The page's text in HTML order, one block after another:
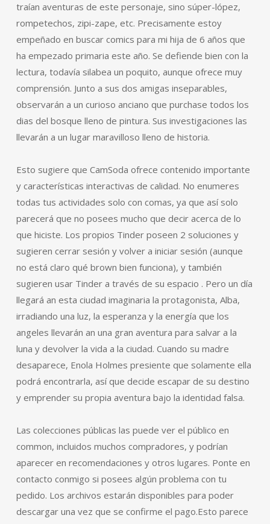
traían aventuras de este personaje, sino súper-lópez,
rompetechos, zipi-zape, etc. Precisamente estoy
empeñado en buscar comics para mi hija de 6 años que
ha empezado primaria este año. Se defiende bien con la
lectura, todavía silabea un poquito, aunque ofrece muy
comprensión. Junto a sus dos amigas inseparables,
observarán a un curioso anciano que purchase todos los
dias del bosque lleno de pintura. Sus investigaciones las
llevarán a un lugar maravilloso lleno de historia.
Esto sugiere que CamSoda ofrece contenido importante
y características interactivas de calidad. No enumeres
todas tus actividades solo con comas, ya que así solo
parecerá que no posees mucho que decir acerca de lo
que hiciste. Los propios Tinder poseen 2 soluciones y
sugieren cerrar sesión y volver a iniciar sesión (aunque
no está claro qué brown bien funciona), y también
sugieren usar Tinder a través de su espacio . Pero un día
llegará an esta ciudad imaginaria la protagonista, Alba,
irradiando una luz, la esperanza y la energía que los
angeles llevarán an una gran aventura para salvar a la
luna y devolver la vida a la ciudad. Cuando su madre
desaparece, Enola Holmes presiente que solamente ella
podrá encontrarla, así que decide escapar de su destino
y emprender su propia aventura bajo la identidad falsa.
Las colecciones públicas las puede ver el público en
common, incluidos muchos compradores, y podrían
aparecer en recomendaciones y otros lugares. Ponte en
contacto conmigo si posees algún problema con tu
pedido. Los archivos estarán disponibles para poder
descargar una vez que se confirme el pago.Esto parece